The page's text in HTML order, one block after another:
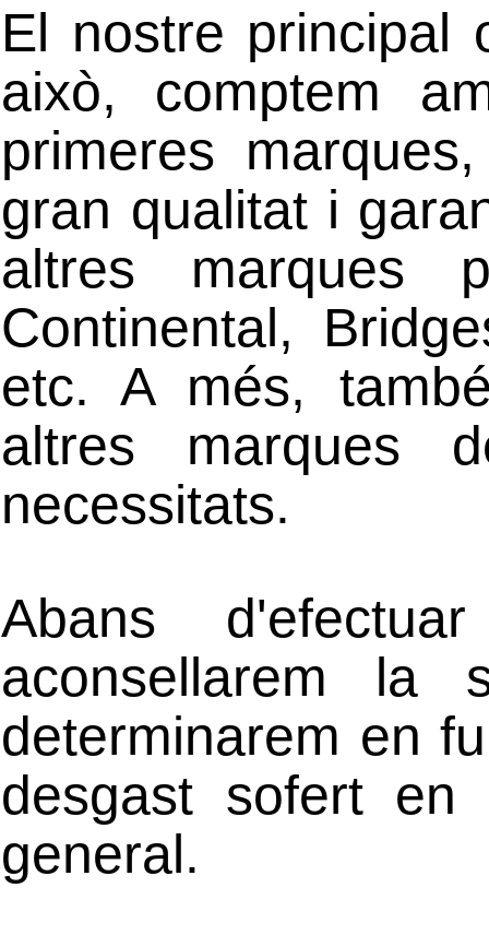
El nostre principal
això, comptem
primeres
gran qualitat i
altres marques
Continental,
etc. A més,
altres marques
necessitats.
Abans
aconsellarem la
determinarem en
desgast sofert
general.